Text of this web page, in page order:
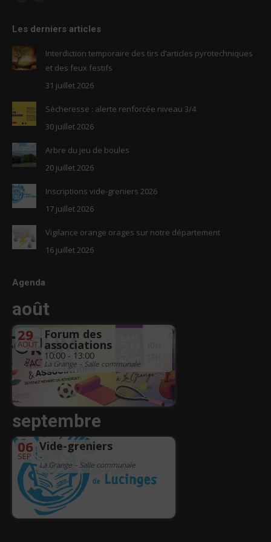
opens
in
new
opens
new
window
Les derniers articles
Interdiction temporaire des tirs d’articles pyrotechniques
et des feux festifs
31 juillet 2026
Sécheresse : alerte renforcée niveau 3/4
30 juillet 2026
Arbre du jeu de boules
20 juillet 2026
Inscriptions vide-greniers 2026
17 juillet 2026
Vigilance orange orages sur notre département
16 juillet 2026
Agenda
août
29
AOÛT
Forum des
associations
10:00 - 13:00
La Grange – Salle communale
septembre
06
SEP
Vide-greniers
-
La Grange – Salle communale